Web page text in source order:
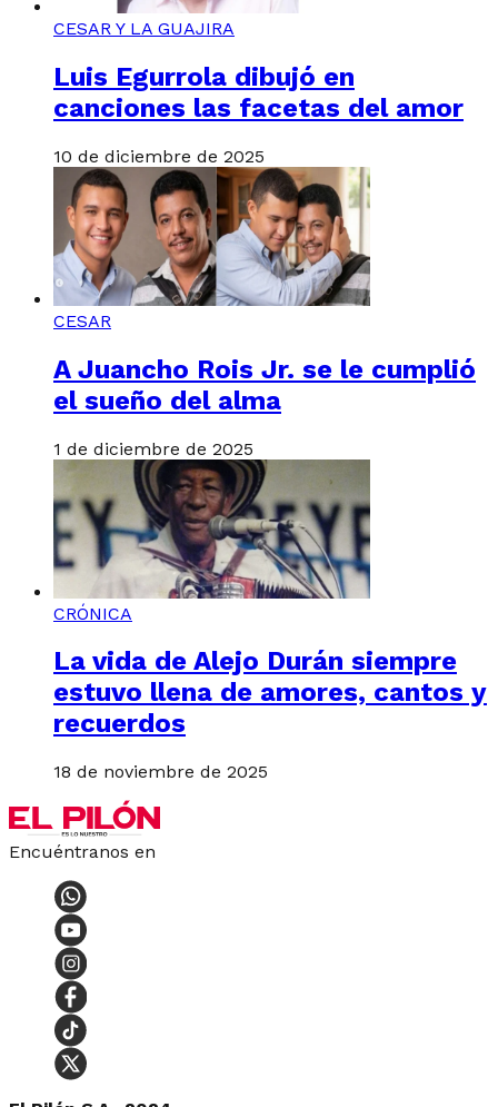
CESAR Y LA GUAJIRA
Luis Egurrola dibujó en
canciones las facetas del amor
10 de diciembre de 2025
CESAR
A Juancho Rois Jr. se le cumplió
el sueño del alma
1 de diciembre de 2025
CRÓNICA
La vida de Alejo Durán siempre
estuvo llena de amores, cantos y
recuerdos
18 de noviembre de 2025
Encuéntranos en